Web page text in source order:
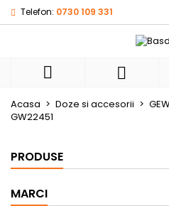
Telefon: 0730 109 331
 
Acasa Doze si accesorii
GW22451
PRODUSE
MARCI
My wishlists
((title))
((label))
Autentificare
Ai nevoie sa fii autentificat
de dorinte.